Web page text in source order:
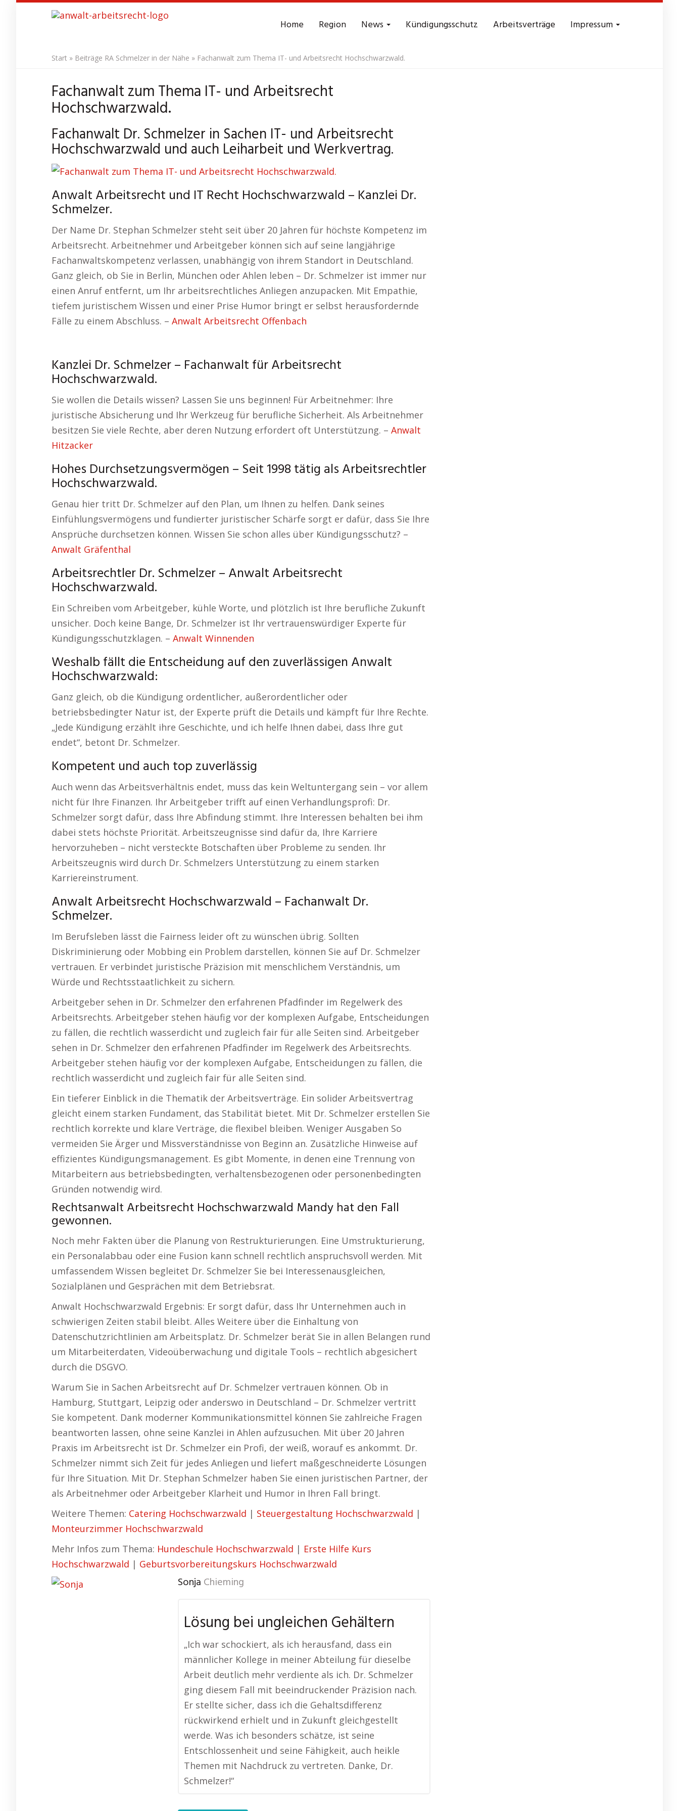
Home Region News Kündigungsschutz Arbeitsverträge Impressum
Start » Beiträge RA Schmelzer in der Nähe » Fachanwalt zum Thema IT- und Arbeitsrecht Hochschwarzwald.
Fachanwalt zum Thema IT- und Arbeitsrecht
Hochschwarzwald.
Fachanwalt Dr. Schmelzer in Sachen IT- und Arbeitsrecht
Hochschwarzwald und auch Leiharbeit und Werkvertrag.
Anwalt Arbeitsrecht und IT Recht Hochschwarzwald – Kanzlei Dr.
Schmelzer.
Der Name Dr. Stephan Schmelzer steht seit über 20 Jahren für höchste Kompetenz im
Arbeitsrecht. Arbeitnehmer und Arbeitgeber können sich auf seine langjährige
Fachanwaltskompetenz verlassen, unabhängig von ihrem Standort in Deutschland.
Ganz gleich, ob Sie in Berlin, München oder Ahlen leben – Dr. Schmelzer ist immer nur
einen Anruf entfernt, um Ihr arbeitsrechtliches Anliegen anzupacken. Mit Empathie,
tiefem juristischem Wissen und einer Prise Humor bringt er selbst herausfordernde
Fälle zu einem Abschluss. – Anwalt Arbeitsrecht Offenbach
Kanzlei Dr. Schmelzer – Fachanwalt für Arbeitsrecht
Hochschwarzwald.
Sie wollen die Details wissen? Lassen Sie uns beginnen! Für Arbeitnehmer: Ihre
juristische Absicherung und Ihr Werkzeug für berufliche Sicherheit. Als Arbeitnehmer
besitzen Sie viele Rechte, aber deren Nutzung erfordert oft Unterstützung. – Anwalt
Hitzacker
Hohes Durchsetzungsvermögen – Seit 1998 tätig als Arbeitsrechtler
Hochschwarzwald.
Genau hier tritt Dr. Schmelzer auf den Plan, um Ihnen zu helfen. Dank seines
Einfühlungsvermögens und fundierter juristischer Schärfe sorgt er dafür, dass Sie Ihre
Ansprüche durchsetzen können. Wissen Sie schon alles über Kündigungsschutz? –
Anwalt Gräfenthal
Arbeitsrechtler Dr. Schmelzer – Anwalt Arbeitsrecht
Hochschwarzwald.
Ein Schreiben vom Arbeitgeber, kühle Worte, und plötzlich ist Ihre berufliche Zukunft
unsicher. Doch keine Bange, Dr. Schmelzer ist Ihr vertrauenswürdiger Experte für
Kündigungsschutzklagen. – Anwalt Winnenden
Weshalb fällt die Entscheidung auf den zuverlässigen Anwalt
Hochschwarzwald:
Ganz gleich, ob die Kündigung ordentlicher, außerordentlicher oder
betriebsbedingter Natur ist, der Experte prüft die Details und kämpft für Ihre Rechte.
„Jede Kündigung erzählt ihre Geschichte, und ich helfe Ihnen dabei, dass Ihre gut
endet“, betont Dr. Schmelzer.
Kompetent und auch top zuverlässig
Auch wenn das Arbeitsverhältnis endet, muss das kein Weltuntergang sein – vor allem
nicht für Ihre Finanzen. Ihr Arbeitgeber trifft auf einen Verhandlungsprofi: Dr.
Schmelzer sorgt dafür, dass Ihre Abfindung stimmt. Ihre Interessen behalten bei ihm
dabei stets höchste Priorität. Arbeitszeugnisse sind dafür da, Ihre Karriere
hervorzuheben – nicht versteckte Botschaften über Probleme zu senden. Ihr
Arbeitszeugnis wird durch Dr. Schmelzers Unterstützung zu einem starken
Karriereinstrument.
Anwalt Arbeitsrecht Hochschwarzwald – Fachanwalt Dr.
Schmelzer.
Im Berufsleben lässt die Fairness leider oft zu wünschen übrig. Sollten
Diskriminierung oder Mobbing ein Problem darstellen, können Sie auf Dr. Schmelzer
vertrauen. Er verbindet juristische Präzision mit menschlichem Verständnis, um
Würde und Rechtsstaatlichkeit zu sichern.
Arbeitgeber sehen in Dr. Schmelzer den erfahrenen Pfadfinder im Regelwerk des
Arbeitsrechts. Arbeitgeber stehen häufig vor der komplexen Aufgabe, Entscheidungen
zu fällen, die rechtlich wasserdicht und zugleich fair für alle Seiten sind. Arbeitgeber
sehen in Dr. Schmelzer den erfahrenen Pfadfinder im Regelwerk des Arbeitsrechts.
Arbeitgeber stehen häufig vor der komplexen Aufgabe, Entscheidungen zu fällen, die
rechtlich wasserdicht und zugleich fair für alle Seiten sind.
Ein tieferer Einblick in die Thematik der Arbeitsverträge. Ein solider Arbeitsvertrag
gleicht einem starken Fundament, das Stabilität bietet. Mit Dr. Schmelzer erstellen Sie
rechtlich korrekte und klare Verträge, die flexibel bleiben. Weniger Ausgaben So
vermeiden Sie Ärger und Missverständnisse von Beginn an. Zusätzliche Hinweise auf
effizientes Kündigungsmanagement. Es gibt Momente, in denen eine Trennung von
Mitarbeitern aus betriebsbedingten, verhaltensbezogenen oder personenbedingten
Gründen notwendig wird.
Rechtsanwalt Arbeitsrecht Hochschwarzwald Mandy hat den Fall
gewonnen.
Noch mehr Fakten über die Planung von Restrukturierungen. Eine Umstrukturierung,
ein Personalabbau oder eine Fusion kann schnell rechtlich anspruchsvoll werden. Mit
umfassendem Wissen begleitet Dr. Schmelzer Sie bei Interessenausgleichen,
Sozialplänen und Gesprächen mit dem Betriebsrat.
Anwalt Hochschwarzwald Ergebnis: Er sorgt dafür, dass Ihr Unternehmen auch in
schwierigen Zeiten stabil bleibt. Alles Weitere über die Einhaltung von
Datenschutzrichtlinien am Arbeitsplatz. Dr. Schmelzer berät Sie in allen Belangen rund
um Mitarbeiterdaten, Videoüberwachung und digitale Tools – rechtlich abgesichert
durch die DSGVO.
Warum Sie in Sachen Arbeitsrecht auf Dr. Schmelzer vertrauen können. Ob in
Hamburg, Stuttgart, Leipzig oder anderswo in Deutschland – Dr. Schmelzer vertritt
Sie kompetent. Dank moderner Kommunikationsmittel können Sie zahlreiche Fragen
beantworten lassen, ohne seine Kanzlei in Ahlen aufzusuchen. Mit über 20 Jahren
Praxis im Arbeitsrecht ist Dr. Schmelzer ein Profi, der weiß, worauf es ankommt. Dr.
Schmelzer nimmt sich Zeit für jedes Anliegen und liefert maßgeschneiderte Lösungen
für Ihre Situation. Mit Dr. Stephan Schmelzer haben Sie einen juristischen Partner, der
als Arbeitnehmer oder Arbeitgeber Klarheit und Humor in Ihren Fall bringt.
Weitere Themen: Catering Hochschwarzwald | Steuergestaltung Hochschwarzwald |
Monteurzimmer Hochschwarzwald
Mehr Infos zum Thema: Hundeschule Hochschwarzwald | Erste Hilfe Kurs
Hochschwarzwald | Geburtsvorbereitungskurs Hochschwarzwald
Sonja Chieming
Lösung bei ungleichen Gehältern
„Ich war schockiert, als ich herausfand, dass ein
männlicher Kollege in meiner Abteilung für dieselbe
Arbeit deutlich mehr verdiente als ich. Dr. Schmelzer
ging diesem Fall mit beeindruckender Präzision nach.
Er stellte sicher, dass ich die Gehaltsdifferenz
rückwirkend erhielt und in Zukunft gleichgestellt
werde. Was ich besonders schätze, ist seine
Entschlossenheit und seine Fähigkeit, auch heikle
Themen mit Nachdruck zu vertreten. Danke, Dr.
Schmelzer!“